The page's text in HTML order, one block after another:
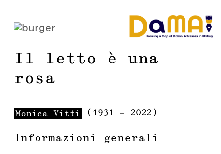
Il letto è una
rosa
Monica Vitti ( 1931 - 2022 )
Informazioni generali